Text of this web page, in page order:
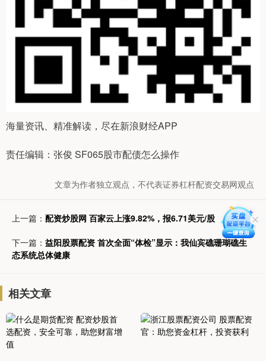
海量资讯、精准解读，尽在新浪财经APP
责任编辑：张俊 SF065股市配债怎么操作
文章为作者独立观点，不代表证券杠杆配资交易网观点
上一篇： 配资炒股网 百家云上涨9.82%，报6.71美元/股
下一篇： 益阳股票配资 首次全面“体检”显示：我仙宾礁珊瑚礁生
态系统总体健康
相关文章